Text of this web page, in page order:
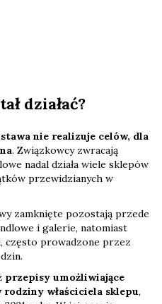
działać?
nie realizuje celów, dla
. Związkowcy zwracają
nadal działa wiele sklepów
przewidzianych w
zamknięte pozostają przede
i galerie, natomiast
często prowadzone przez
przepisy umożliwiające
rodziny właściciela sklepu,